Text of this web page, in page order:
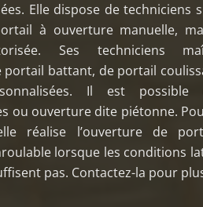
Elle dispose de techniciens
à ouverture manuelle,
Ses techniciens
battant, de portail
Il est possible
ou ouverture dite piétonne.
réalise l’ouverture de
lorsque les conditions
pas. Contactez-la pour